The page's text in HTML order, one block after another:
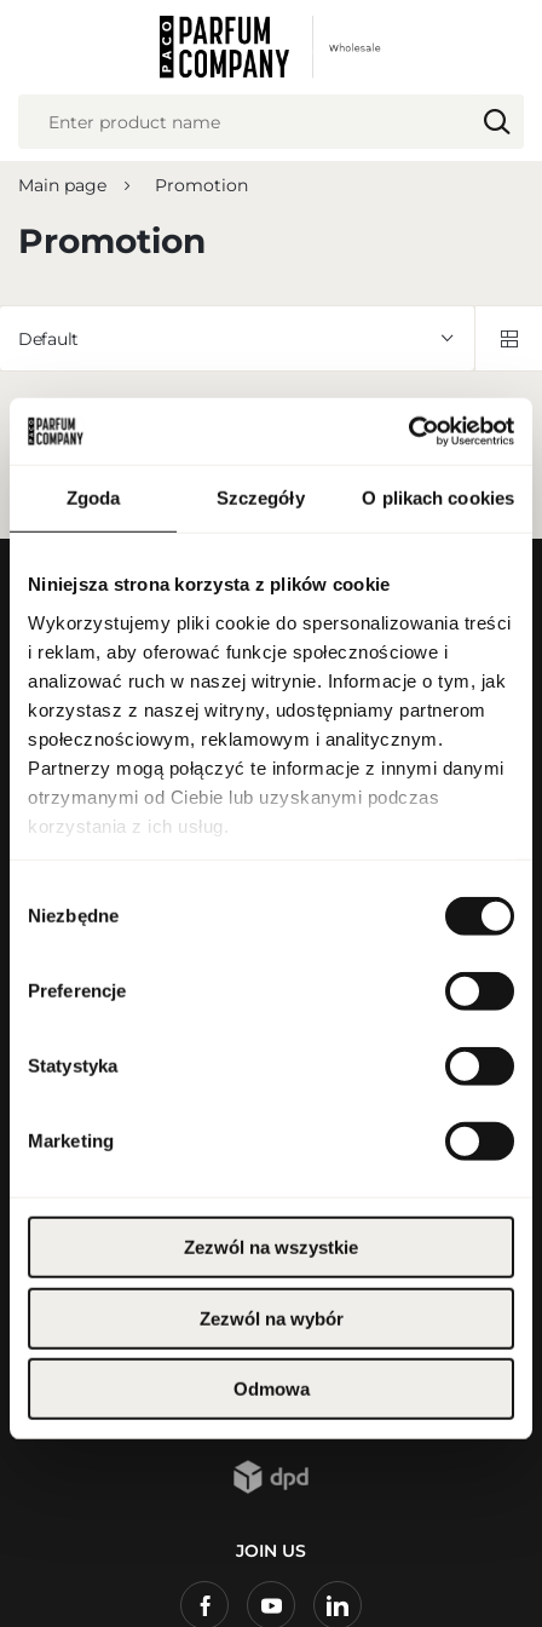
Zgoda Szczegóły O plikach cookies
Niniejsza strona korzysta z plików cookie
Wykorzystujemy pliki cookie do spersonalizowania treści
i reklam, aby oferować funkcje społecznościowe i
analizować ruch w naszej witrynie. Informacje o tym, jak
korzystasz z naszej witryny, udostępniamy partnerom
społecznościowym, reklamowym i analitycznym.
Partnerzy mogą połączyć te informacje z innymi danymi
otrzymanymi od Ciebie lub uzyskanymi podczas
korzystania z ich usług.
zgody
Niezbędne
Preferencje
Statystyka
Marketing
Zezwól na wszystkie
Zezwól na wybór
Odmowa
Main page Promotion
Promotion
Default
Company
Regulations
Information
Account
42 Lubelska St., 05-077 Zakręt
SECURE PAYMENT
FAST DELIVERY
JOIN US
REGIONAL SETTINGS
Language
Euro (EUR)